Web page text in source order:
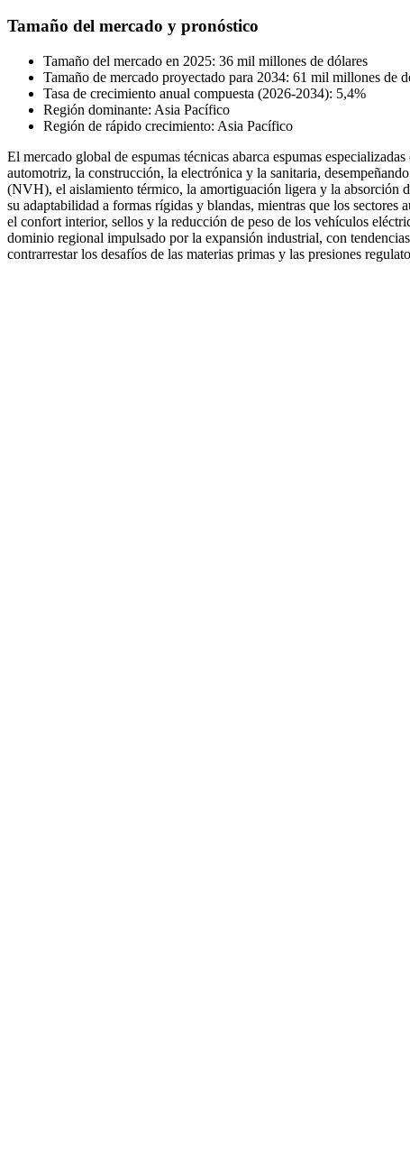
Tamaño del mercado y pronóstico
Tamaño del mercado en 2025: 36 mil millones de dólares
Tamaño de mercado proyectado para 2034: 61 mil millones de
Tasa de crecimiento anual compuesta (2026-2034): 5,4%
Región dominante: Asia Pacífico
Región de rápido crecimiento: Asia Pacífico
El mercado global de espumas técnicas abarca espumas
automotriz, la construcción, la electrónica y la sanitaria,
(NVH), el aislamiento térmico, la amortiguación ligera y la absorción
su adaptabilidad a formas rígidas y blandas, mientras que los
el confort interior, sellos y la reducción de peso de los vehículos
dominio regional impulsado por la expansión industrial, con
contrarrestar los desafíos de las materias primas y las presiones